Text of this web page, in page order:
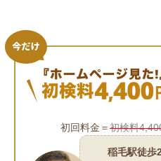
初回料金＝初検料
稲毛駅徒歩